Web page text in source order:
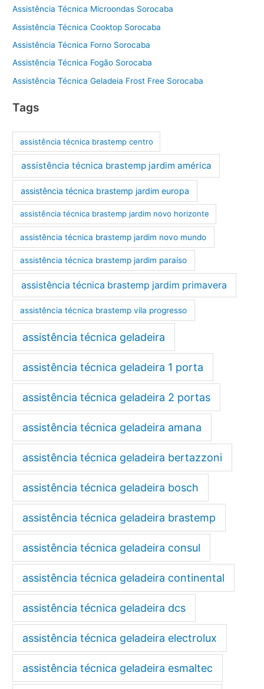
Assistência Técnica Microondas Sorocaba
Assistência Técnica Cooktop Sorocaba
Assistência Técnica Forno Sorocaba
Assistência Técnica Fogão Sorocaba
Assistência Técnica Geladeia Frost Free Sorocaba
Tags
assistência técnica brastemp centro
assistência técnica brastemp jardim américa
assistência técnica brastemp jardim europa
assistência técnica brastemp jardim novo horizonte
assistência técnica brastemp jardim novo mundo
assistência técnica brastemp jardim paraíso
assistência técnica brastemp jardim primavera
assistência técnica brastemp vila progresso
assistência técnica geladeira
assistência técnica geladeira 1 porta
assistência técnica geladeira 2 portas
assistência técnica geladeira amana
assistência técnica geladeira bertazzoni
assistência técnica geladeira bosch
assistência técnica geladeira brastemp
assistência técnica geladeira consul
assistência técnica geladeira continental
assistência técnica geladeira dcs
assistência técnica geladeira electrolux
assistência técnica geladeira esmaltec